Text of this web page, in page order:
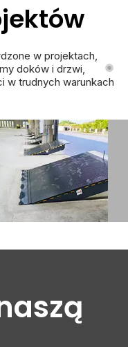
w projektach,
doków i drzwi,
w trudnych warunkach